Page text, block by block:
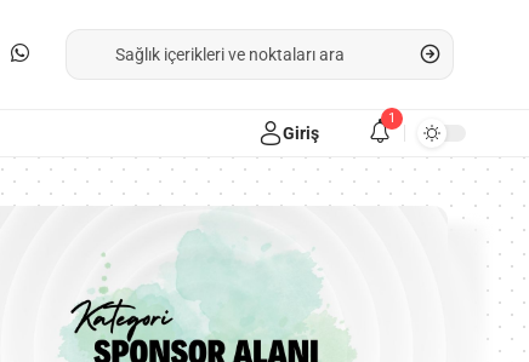
Giriş
1